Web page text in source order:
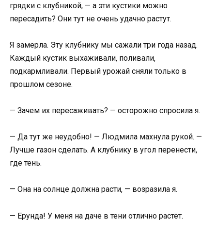
грядки с клубникой, — а эти кустики можно
пересадить? Они тут не очень удачно растут.
Я замерла. Эту клубнику мы сажали три года назад.
Каждый кустик выхаживали, поливали,
подкармливали. Первый урожай сняли только в
прошлом сезоне.
— Зачем их пересаживать? — осторожно спросила я.
— Да тут же неудобно! — Людмила махнула рукой. —
Лучше газон сделать. А клубнику в угол перенести,
где тень.
— Она на солнце должна расти, — возразила я.
— Ерунда! У меня на даче в тени отлично растёт.